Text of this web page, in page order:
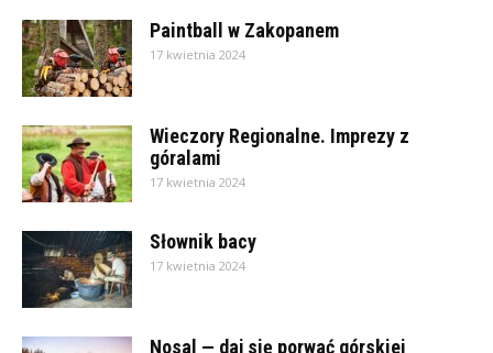
Paintball w Zakopanem
17 kwietnia 2024
Wieczory Regionalne. Imprezy z
góralami
17 kwietnia 2024
Słownik bacy
17 kwietnia 2024
Nosal — daj się porwać górskiej